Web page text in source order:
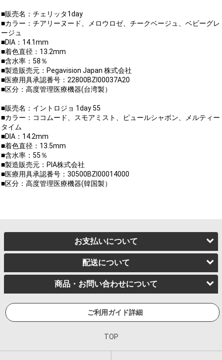
■販売名：チェリッタ1day
■カラー：チアリーヌード、メロウロゼ、チークベージュ、ベビーグレ
ージュ
■DIA：14.1mm
■着色直径：13.2mm
■含水率：58％
■製造販売元：Pegavision Japan 株式会社
■医療用具承認番号：22800BZI00037A20
■区分：高度管理医療機器(台湾製）
■販売名：イントロジョ 1day 55
■カラー：ココムード、スモアミスト、ピュールシャボン、メルティー
タイム
■DIA：14.2mm
■着色直径：13.5mm
■含水率：55％
■製造販売元：PIA株式会社
■医療用具承認番号：30500BZI00014000
■区分：高度管理医療機器(韓国製）
お支払いについて
配送について
商品・お問い合わせについて
ご利用ガイド詳細
TOP